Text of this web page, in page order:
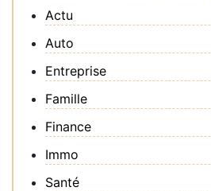
Actu
Auto
Entreprise
Famille
Finance
Immo
Santé